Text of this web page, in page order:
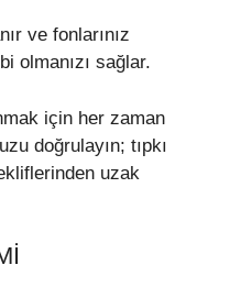
ve fonlarınız
olmanızı sağlar.
için her zaman
doğrulayın; tıpkı
uzak